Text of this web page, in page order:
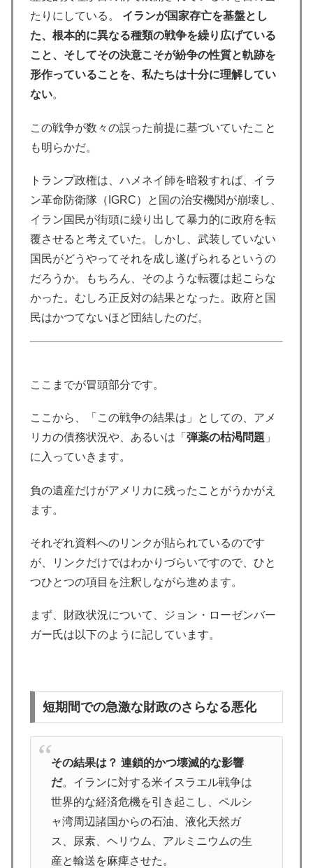
たりにしている。 イランが国家存亡を基盤とし
た、根本的に異なる種類の戦争を繰り広げている
こと、そしてその決意こそが紛争の性質と軌跡を
形作っていることを、私たちは十分に理解してい
ない。
この戦争が数々の誤った前提に基づいていたこと
も明らかだ。
トランプ政権は、ハメネイ師を暗殺すれば、イラ
ン革命防衛隊（IGRC）と国の治安機関が崩壊し、
イラン国民が街頭に繰り出して暴力的に政府を転
覆させると考えていた。しかし、武装していない
国民がどうやってそれを成し遂げられるというの
だろうか。もちろん、そのような転覆は起こらな
かった。むしろ正反対の結果となった。政府と国
民はかつてないほど団結したのだ。
ここまでが冒頭部分です。
ここから、「この戦争の結果は」としての、アメ
リカの債務状況や、あるいは「 弾薬の枯渇問題 」
に入っていきます。
負の遺産だけがアメリカに残ったことがうかがえ
ます。
それぞれ資料へのリンクが貼られているのです
が、リンクだけではわかりづらいですので、ひと
つひとつの項目を注釈しながら進めます。
まず、財政状況について、ジョン・ローゼンバー
ガー氏は以下のように記しています。
短期間での急激な財政のさらなる悪化
その結果は？ 連鎖的かつ壊滅的な影響
だ。イランに対する米イスラエル戦争は
世界的な経済危機を引き起こし、ペルシ
ャ湾周辺諸国からの石油、液化天然ガ
ス、尿素、ヘリウム、アルミニウムの生
産と輸送を麻痺させた。